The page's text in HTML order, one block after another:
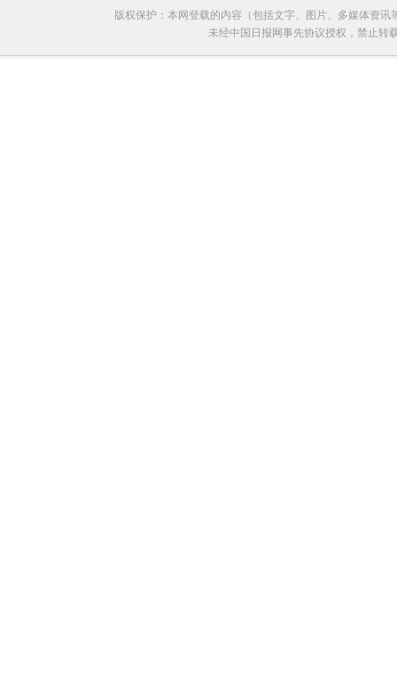
版权保护：本网登载的内容（包括文字、图片、多媒体资
未经中国日报网事先协议授权，禁止转